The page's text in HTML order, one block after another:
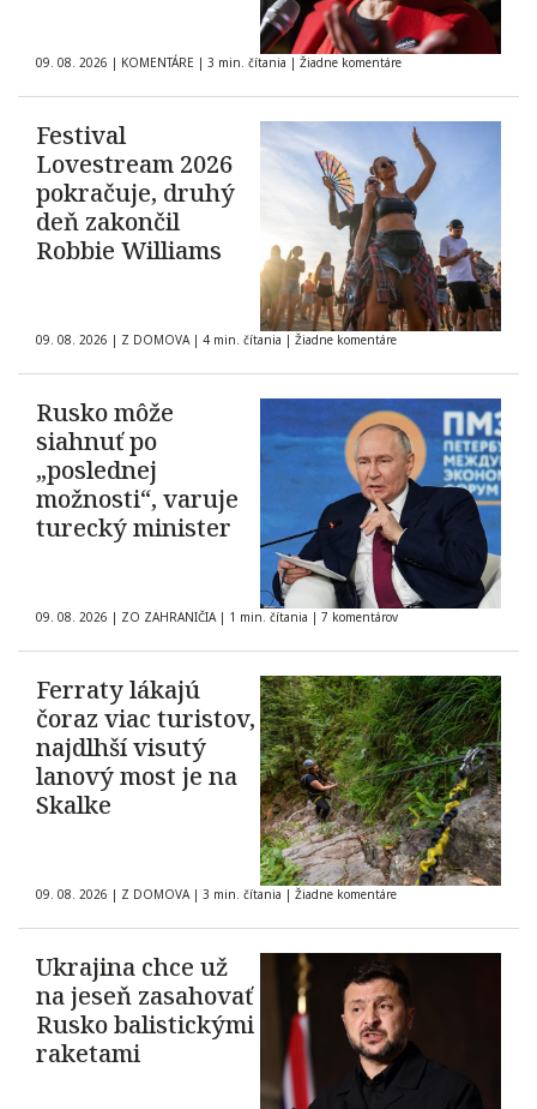
09. 08. 2026 | KOMENTÁRE | 3 min. čítania | Žiadne komentáre
Festival
Lovestream 2026
pokračuje, druhý
deň zakončil
Robbie Williams
09. 08. 2026 | Z DOMOVA | 4 min. čítania | Žiadne komentáre
Rusko môže
siahnuť po
„poslednej
možnosti“, varuje
turecký minister
09. 08. 2026 | ZO ZAHRANIČIA | 1 min. čítania | 7 komentárov
Ferraty lákajú
čoraz viac turistov,
najdlhší visutý
lanový most je na
Skalke
09. 08. 2026 | Z DOMOVA | 3 min. čítania | Žiadne komentáre
Ukrajina chce už
na jeseň zasahovať
Rusko balistickými
raketami